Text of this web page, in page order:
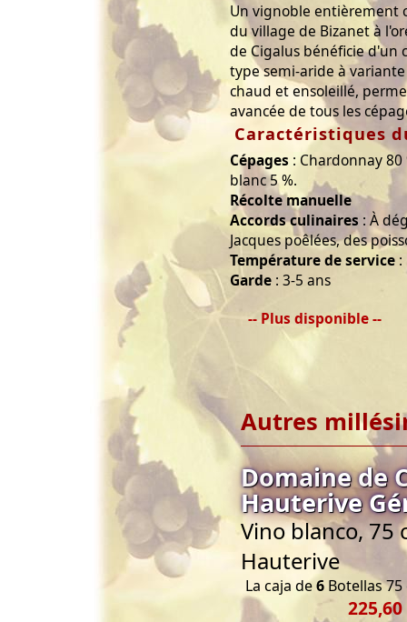
Un vignoble entièrement
du village de Bizanet à
de Cigalus bénéficie
type semi-aride à
chaud et ensoleillé,
avancée de tous les
Caractéristiques
Cépages : Chardonnay
blanc 5 %.
Récolte manuelle
Accords culinaires : À
Jacques poêlées, des
Température de service :
Garde : 3-5 ans
-- Plus disponible --
Autres
Domaine de
Hauterive
Vino blanco, 75
Hauterive
La caja de6 Botellas 75
225,60